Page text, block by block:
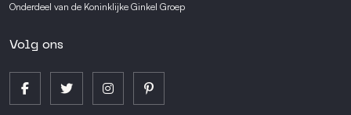
Onderdeel van de Koninklijke Ginkel Groep
Volg ons